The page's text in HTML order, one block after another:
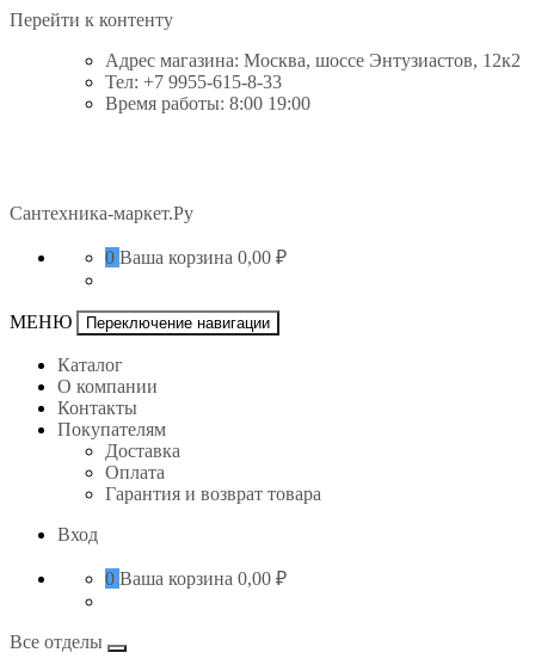
Перейти к контенту
Адрес магазина: Москва, шоссе Энтузиастов, 12к2
Тел: +7 9955-615-8-33
Время работы: 8:00 19:00
Сантехника-маркет.Ру
0 Ваша корзина 0,00 ₽
МЕНЮ Переключение навигации
Каталог
О компании
Контакты
Покупателям
Доставка
Оплата
Гарантия и возврат товара
Вход
0 Ваша корзина 0,00 ₽
Все отделы